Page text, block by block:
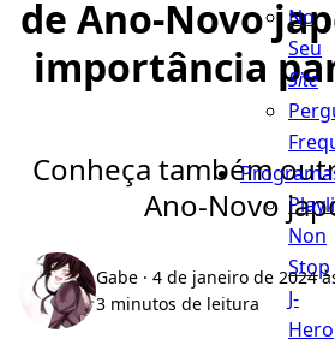
No
Seu
Site
Non
Stop
J-
Hero
de Ano-Novo
importância
Conheça também
Ano-Novo
Gabe · 4 de janeiro de 2024
3 minutos de leitura